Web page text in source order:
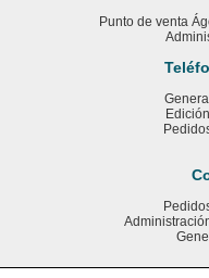
Punto de venta